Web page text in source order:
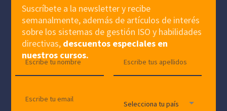
Suscríbete a la newsletter y recibe
semanalmente, además de artículos de interés
sobre los sistemas de gestión ISO y habilidades
directivas, descuentos especiales en
nuestros cursos.